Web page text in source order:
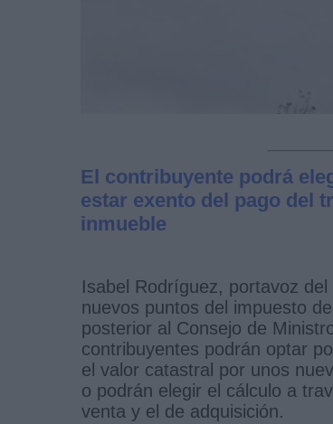
El contribuyente podrá
estar exento del pago del
inmueble
Isabel Rodríguez, portavoz
nuevos puntos del impuesto
posterior al Consejo de
contribuyentes podrán optar
el valor catastral por unos
o podrán elegir el cálculo a
venta y el de adquisición.